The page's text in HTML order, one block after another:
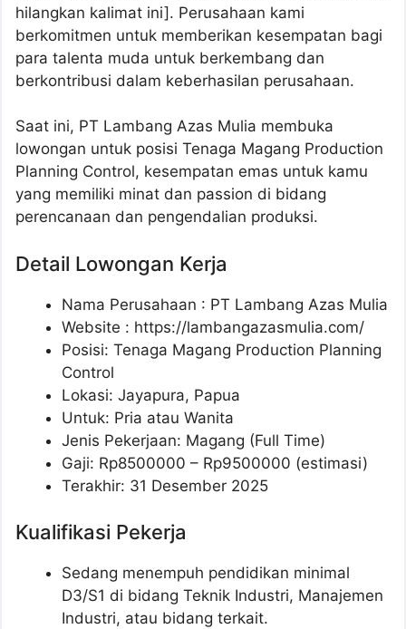
hilangkan kalimat ini]. Perusahaan kami
berkomitmen untuk memberikan kesempatan bagi
para talenta muda untuk berkembang dan
berkontribusi dalam keberhasilan perusahaan.
Saat ini, PT Lambang Azas Mulia membuka
lowongan untuk posisi Tenaga Magang Production
Planning Control, kesempatan emas untuk kamu
yang memiliki minat dan passion di bidang
perencanaan dan pengendalian produksi.
Detail Lowongan Kerja
Nama Perusahaan : PT Lambang Azas Mulia
Website : https://lambangazasmulia.com/
Posisi: Tenaga Magang Production Planning
Control
Lokasi: Jayapura, Papua
Untuk: Pria atau Wanita
Jenis Pekerjaan: Magang (Full Time)
Gaji: Rp8500000 – Rp9500000 (estimasi)
Terakhir: 31 Desember 2025
Kualifikasi Pekerja
Sedang menempuh pendidikan minimal
D3/S1 di bidang Teknik Industri, Manajemen
Industri, atau bidang terkait.